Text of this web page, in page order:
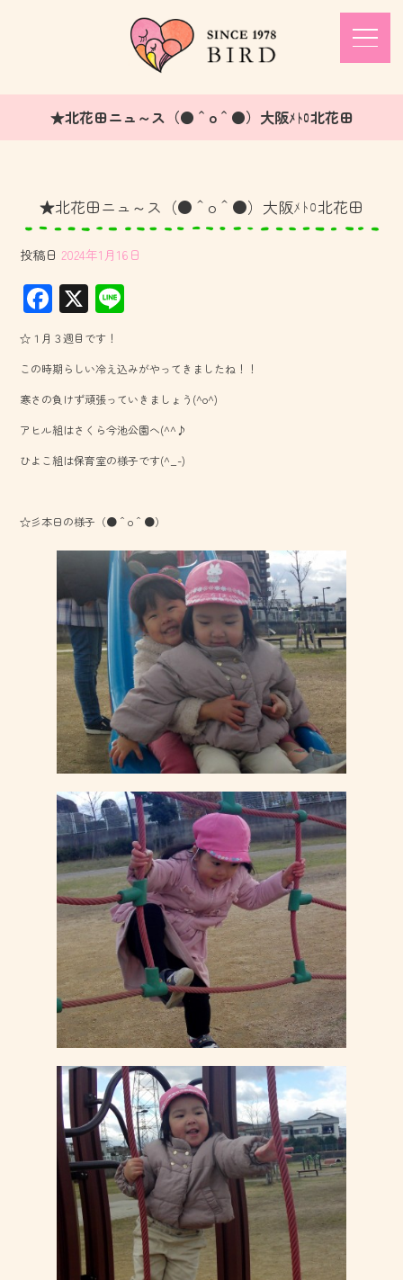
★北花田ニュ～ス（●＾o＾●）大阪ﾒﾄﾛ北花田
★北花田ニュ～ス（●＾o＾●）大阪ﾒﾄﾛ北花田
投稿日 2024年1月16日
F
ac
e
b
o
ok
X
☆１月３週目です！
この時期らしい冷え込みがやってきましたね！！
寒さの負けず頑張っていきましょう(^o^)
アヒル組はさくら今池公園へ(^^♪
ひよこ組は保育室の様子です(^_-)
☆彡本日の様子（●＾o＾●）